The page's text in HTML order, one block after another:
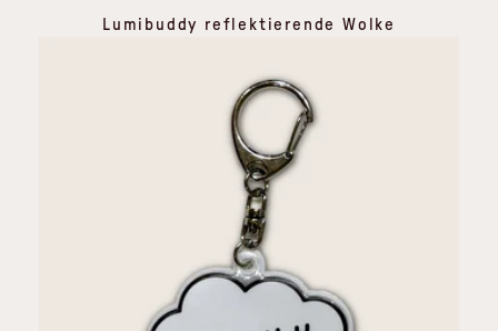
Lumibuddy reflektierende Wolke